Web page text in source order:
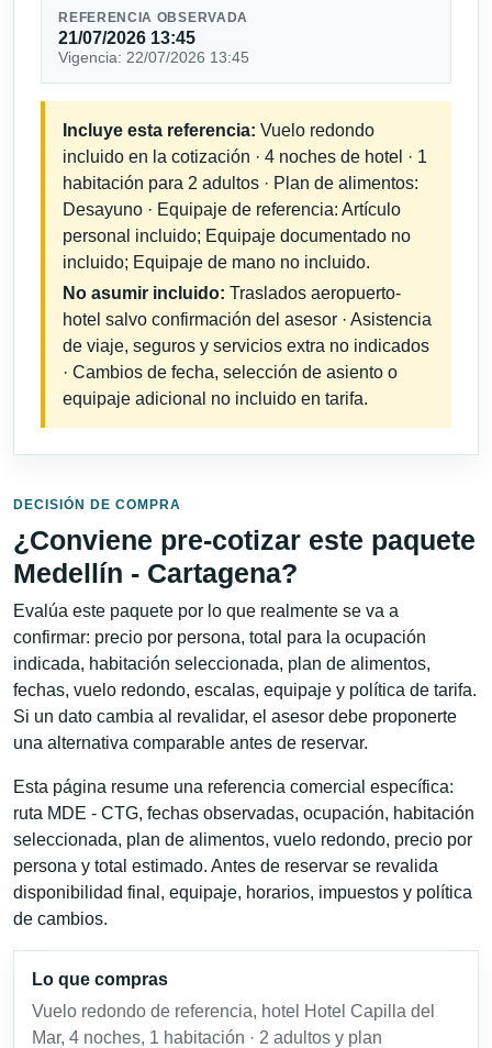
REFERENCIA OBSERVADA
21/07/2026 13:45
Vigencia: 22/07/2026 13:45
Incluye esta referencia: Vuelo redondo
incluido en la cotización · 4 noches de hotel · 1
habitación para 2 adultos · Plan de alimentos:
Desayuno · Equipaje de referencia: Artículo
personal incluido; Equipaje documentado no
incluido; Equipaje de mano no incluido.
No asumir incluido: Traslados aeropuerto-
hotel salvo confirmación del asesor · Asistencia
de viaje, seguros y servicios extra no indicados
· Cambios de fecha, selección de asiento o
equipaje adicional no incluido en tarifa.
DECISIÓN DE COMPRA
¿Conviene pre-cotizar este paquete
Medellín - Cartagena?
Evalúa este paquete por lo que realmente se va a
confirmar: precio por persona, total para la ocupación
indicada, habitación seleccionada, plan de alimentos,
fechas, vuelo redondo, escalas, equipaje y política de tarifa.
Si un dato cambia al revalidar, el asesor debe proponerte
una alternativa comparable antes de reservar.
Esta página resume una referencia comercial específica:
ruta MDE - CTG, fechas observadas, ocupación, habitación
seleccionada, plan de alimentos, vuelo redondo, precio por
persona y total estimado. Antes de reservar se revalida
disponibilidad final, equipaje, horarios, impuestos y política
de cambios.
Lo que compras
Vuelo redondo de referencia, hotel Hotel Capilla del
Mar, 4 noches, 1 habitación · 2 adultos y plan